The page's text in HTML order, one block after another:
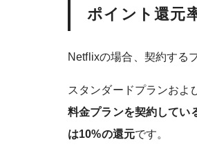
ポイント還元
Netflixの場合、契約する
スタンダードプランおよ
料金プランを契約してい
は10%の還元です。